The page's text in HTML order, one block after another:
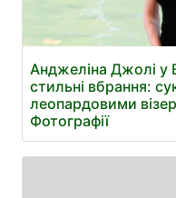
Анджеліна Джолі у
стильні вбрання:
леопардовими
Фотографії